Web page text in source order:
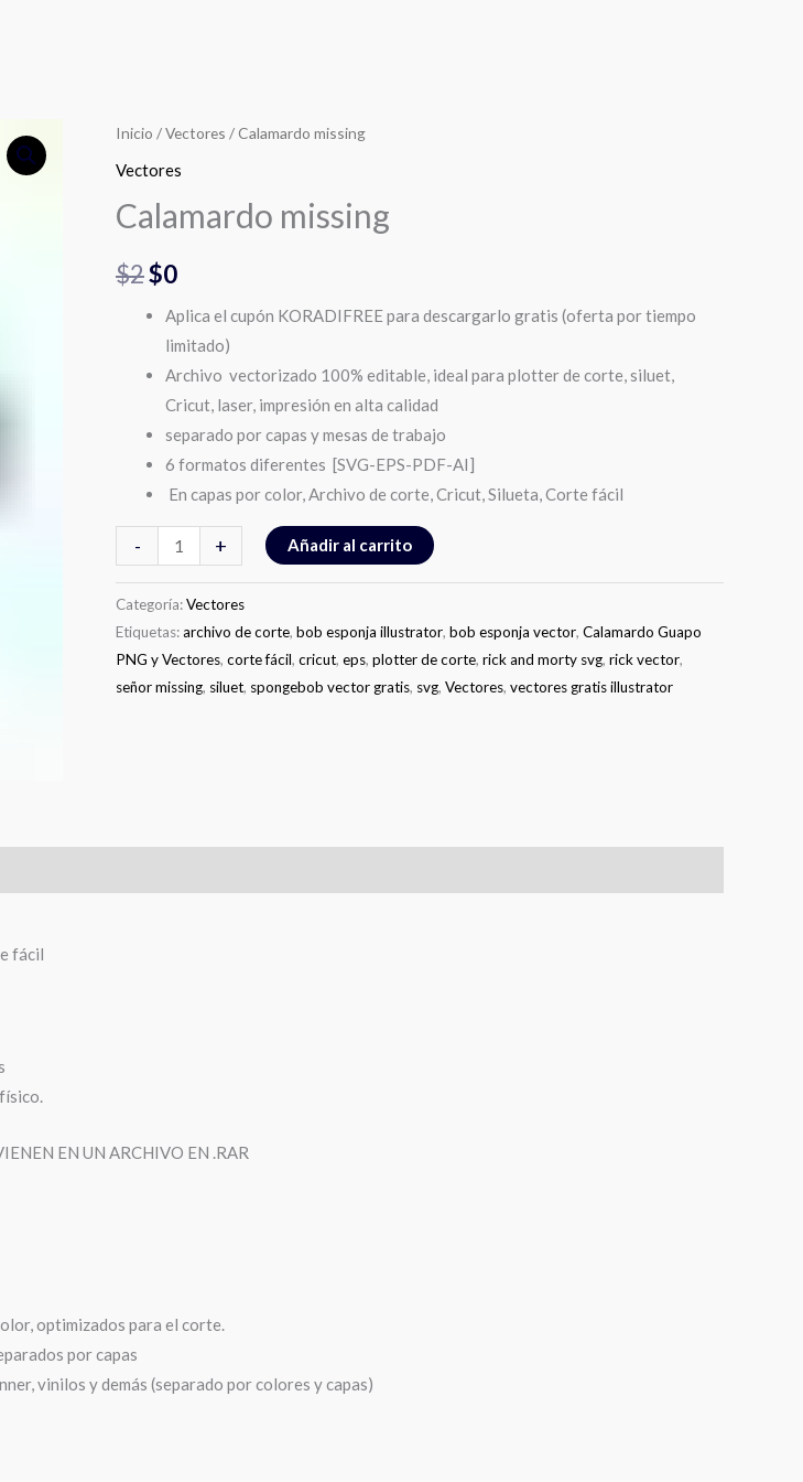
Inicio /Vectores / Calamardo missing
Vectores
Calamardo missing
$2
El
precio
original
era:
$2.
$0
El
precio
actual
es:
$0.
Aplica el cupón KORADIFREE para descargarlo gratis (oferta por tiempo
limitado)
Archivo vectorizado 100% editable, ideal para plotter de corte, siluet,
Cricut, laser, impresión en alta calidad
separado por capas y mesas de trabajo
6 formatos diferentes [SVG-EPS-PDF-AI]
En capas por color, Archivo de corte, Cricut, Silueta, Corte fácil
-
Calamardo
missing
+ Añadir al carrito
Categoría:Vectores
Etiquetas:archivo de corte, bob esponja illustrator, bob esponja vector, Calamardo Guapo
PNG y Vectores, corte fácil, cricut, eps, plotter de corte, rick and morty svg, rick vector,
señor missing, siluet, spongebob vector gratis, svg, Vectores, vectores gratis illustrator
fácil
EN UN ARCHIVO EN .RAR
optimizados para el corte.
por capas
vinilos y demás (separado por colores y capas)